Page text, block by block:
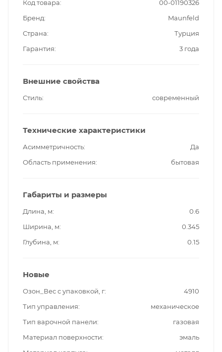
Код товара
00-01190326
Бренд
Maunfeld
Страна
Турция
Гарантия
3 года
Внешние свойства
Стиль современный
Технические характеристики
Асимметричность
Да
Область применения
бытовая
Габариты и размеры
Длина, м
0.6
Ширина, м
0.345
Глубина, м
0.15
Новые
Озон_Вес с упаковкой, г
4910
Тип управления
механическое
Тип варочной панели
газовая
Материал поверхности
эмаль